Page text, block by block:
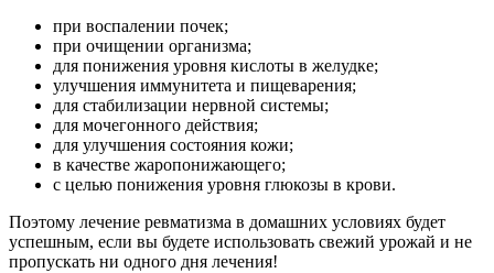
при воспалении почек;
при очищении организма;
для понижения уровня кислоты в желудке;
улучшения иммунитета и пищеварения;
для стабилизации нервной системы;
для мочегонного действия;
для улучшения состояния кожи;
в качестве жаропонижающего;
с целью понижения уровня глюкозы в крови.
Поэтому лечение ревматизма в домашних условиях будет
успешным, если вы будете использовать свежий урожай и не
пропускать ни одного дня лечения!